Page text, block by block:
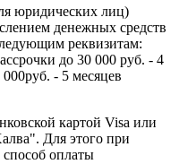
юридических лиц)
денежных средств
реквизитам:
до 30 000 руб. - 4
- 5 месяцев
картой Visa или
Для этого при
оплаты